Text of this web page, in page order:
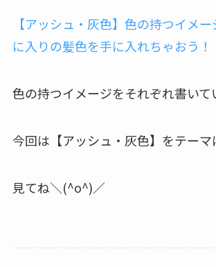
【アッシュ・灰色】色の持つイメ
に入りの髪色を手に入れちゃおう！
色の持つイメージをそれぞれ書いて
今回は【アッシュ・灰色】をテーマ
見てね＼(^o^)／